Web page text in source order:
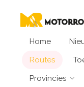
Home
Routes
Provincies